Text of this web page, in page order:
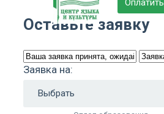
Оплатить
Оставьте заявку
Заявка на: